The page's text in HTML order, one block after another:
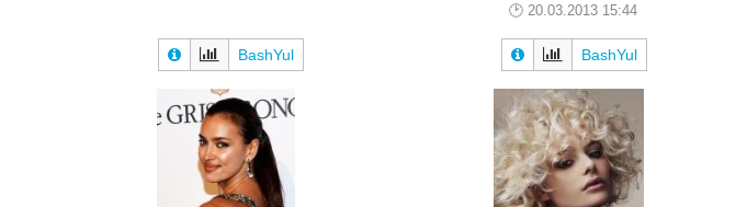
BashYul
20.03.2013 15:44
BashYul